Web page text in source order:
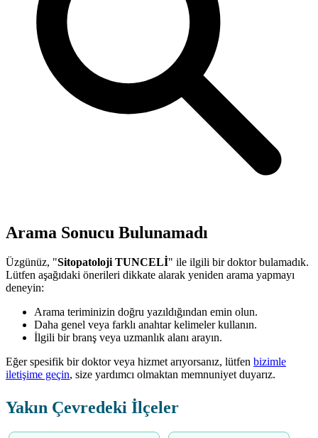
Arama Sonucu Bulunamadı
Üzgünüz, "Sitopatoloji TUNCELİ" ile ilgili bir doktor bulamadık.
Lütfen aşağıdaki önerileri dikkate alarak yeniden arama yapmayı
deneyin:
Arama teriminizin doğru yazıldığından emin olun.
Daha genel veya farklı anahtar kelimeler kullanın.
İlgili bir branş veya uzmanlık alanı arayın.
Eğer spesifik bir doktor veya hizmet arıyorsanız, lütfen bizimle
iletişime geçin, size yardımcı olmaktan memnuniyet duyarız.
Yakın Çevredeki İlçeler